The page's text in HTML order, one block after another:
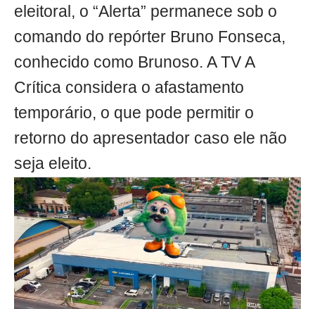
eleitoral, o “Alerta” permanece sob o
comando do repórter Bruno Fonseca,
conhecido como Brunoso. A TV A
Crítica considera o afastamento
temporário, o que pode permitir o
retorno do apresentador caso ele não
seja eleito.